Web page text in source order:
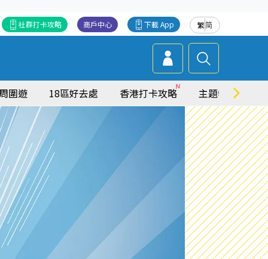
繁简
下載 App
商戶中心
社群打卡攻略
圍遊 18區好去處 香港打卡攻略 主題特集